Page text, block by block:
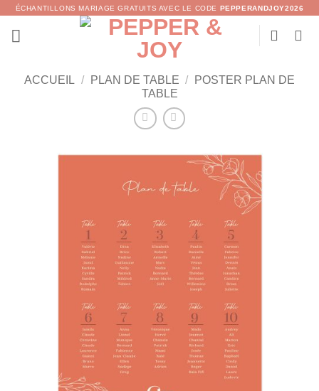
Passer
contenu
ÉCHANTILLONS MARIAGE GRATUITS AVEC LE CODE PEPPERANDJOY2026
ACCUEIL / PLAN DE TABLE / POSTER PLAN DE
TABLE